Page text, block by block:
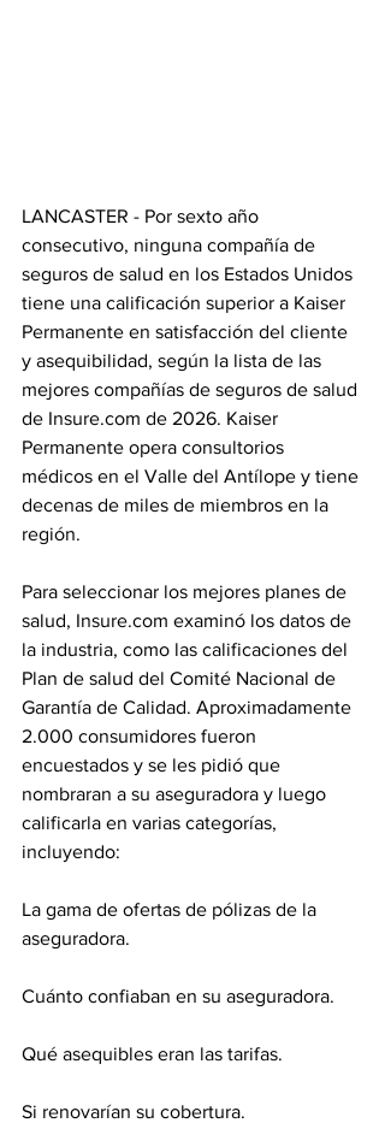
LANCASTER - Por sexto año
consecutivo, ninguna compañía de
seguros de salud en los Estados Unidos
tiene una calificación superior a Kaiser
Permanente en satisfacción del cliente
y asequibilidad, según la lista de las
mejores compañías de seguros de salud
de Insure.com de 2026. Kaiser
Permanente opera consultorios
médicos en el Valle del Antílope y tiene
decenas de miles de miembros en la
región.
Para seleccionar los mejores planes de
salud, Insure.com examinó los datos de
la industria, como las calificaciones del
Plan de salud del Comité Nacional de
Garantía de Calidad. Aproximadamente
2.000 consumidores fueron
encuestados y se les pidió que
nombraran a su aseguradora y luego
calificarla en varias categorías,
incluyendo:
La gama de ofertas de pólizas de la
aseguradora.
Cuánto confiaban en su aseguradora.
Qué asequibles eran las tarifas.
Si renovarían su cobertura.